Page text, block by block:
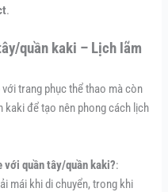
.
quần kaki – Lịch lãm
trang phục thể thao mà còn
kaki để tạo nên phong cách lịch
với quần tây/quần kaki?:
mái khi di chuyển, trong khi